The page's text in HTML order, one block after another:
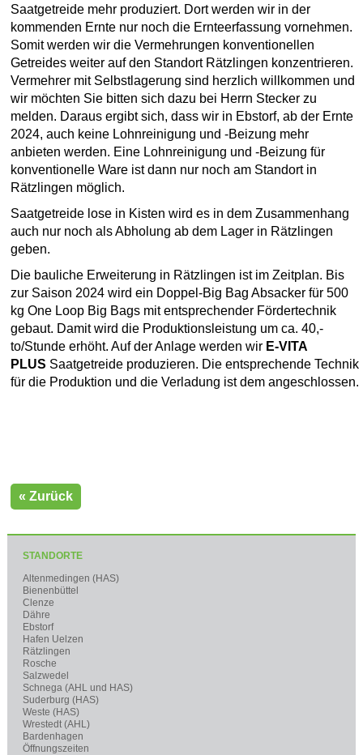
Saatgetreide mehr produziert. Dort werden wir in der
kommenden Ernte nur noch die Ernteerfassung vornehmen.
Somit werden wir die Vermehrungen konventionellen
Getreides weiter auf den Standort Rätzlingen konzentrieren.
Vermehrer mit Selbstlagerung sind herzlich willkommen und
wir möchten Sie bitten sich dazu bei Herrn Stecker zu
melden. Daraus ergibt sich, dass wir in Ebstorf, ab der Ernte
2024, auch keine Lohnreinigung und -Beizung mehr
anbieten werden. Eine Lohnreinigung und -Beizung für
konventionelle Ware ist dann nur noch am Standort in
Rätzlingen möglich.
Saatgetreide lose in Kisten wird es in dem Zusammenhang
auch nur noch als Abholung ab dem Lager in Rätzlingen
geben.
Die bauliche Erweiterung in Rätzlingen ist im Zeitplan. Bis
zur Saison 2024 wird ein Doppel-Big Bag Absacker für 500
kg One Loop Big Bags mit entsprechender Fördertechnik
gebaut. Damit wird die Produktionsleistung um ca. 40,-
to/Stunde erhöht. Auf der Anlage werden wir E-VITA
PLUS Saatgetreide produzieren. Die entsprechende Technik
für die Produktion und die Verladung ist dem angeschlossen.
« Zurück
STANDORTE
Altenmedingen (HAS)
Bienenbüttel
Clenze
Dähre
Ebstorf
Hafen Uelzen
Rätzlingen
Rosche
Salzwedel
Schnega (AHL und HAS)
Suderburg (HAS)
Weste (HAS)
Wrestedt (AHL)
Bardenhagen
Öffnungszeiten